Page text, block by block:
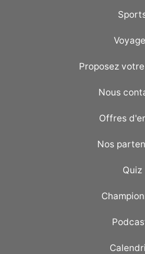
Proposez
Nous
Offres
Nos
Quiz